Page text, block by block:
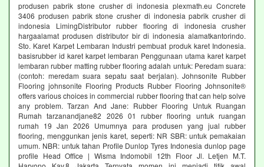
produsen pabrik stone crusher di indonesia plexmath.eu Concrete
3406 produsen pabrik stone crusher di indonesia pabrik crusher di
indonesia LimingDistributor rubber flooring di indonesia crusher
hargaalamat produsen distributor bir di indonesia alamatkantorindo.
Sto. Karet Karpet Lembaran Industri pembuat produk karet Indonesia.
basisrubber id karet karpet lembaran Penggunaan utama karet karpet
lembaran rubber matting rubber flooring adalah untuk: Peredam suara:
(contoh: meredam suara sepatu saat berjalan). Johnsonite Rubber
Flooring johnsonite Flooring Products Rubber Flooring Johnsonite®
offers various choices in commercial rubber flooring that can help solve
any problem. Tarzan And Jane: Rubber Flooring Untuk Ruangan
Rumah tarzanandjane82 2026 01 rubber flooring untuk ruangan
rumah 19 Jan 2026 Umumnya para produsen yang jual rubber
flooring, menggunkan jenis karet, seperti: NR SBR: untuk pemakaian
umum. NBR: untuk tahan Profile Dunlop Tyres Indonesia dunlop page
profile Head Office | Wisma Indomobil 12th Floor Jl. Letjen M.T.